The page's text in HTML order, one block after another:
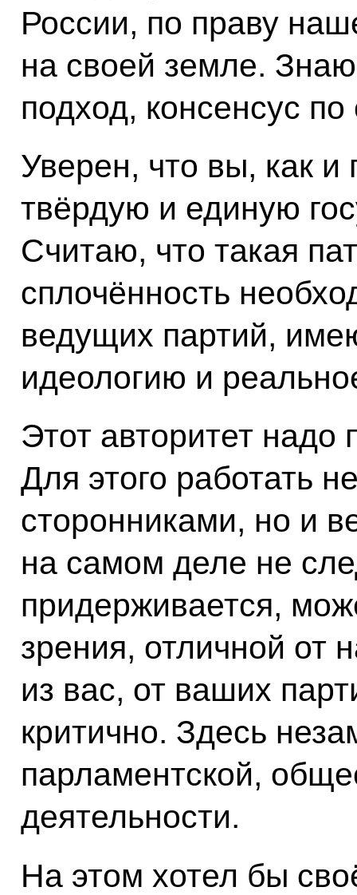
России, по праву
на своей земле.
подход, консенсус по
Уверен, что вы, как
твёрдую и единую
Считаю, что такая
сплочённость
ведущих партий,
идеологию и
Этот авторитет надо
Для этого работать
сторонниками, но и
на самом деле не
придерживается,
зрения, отличной от
из вас, от ваших
критично. Здесь
парламентской,
деятельности.
На этом хотел бы